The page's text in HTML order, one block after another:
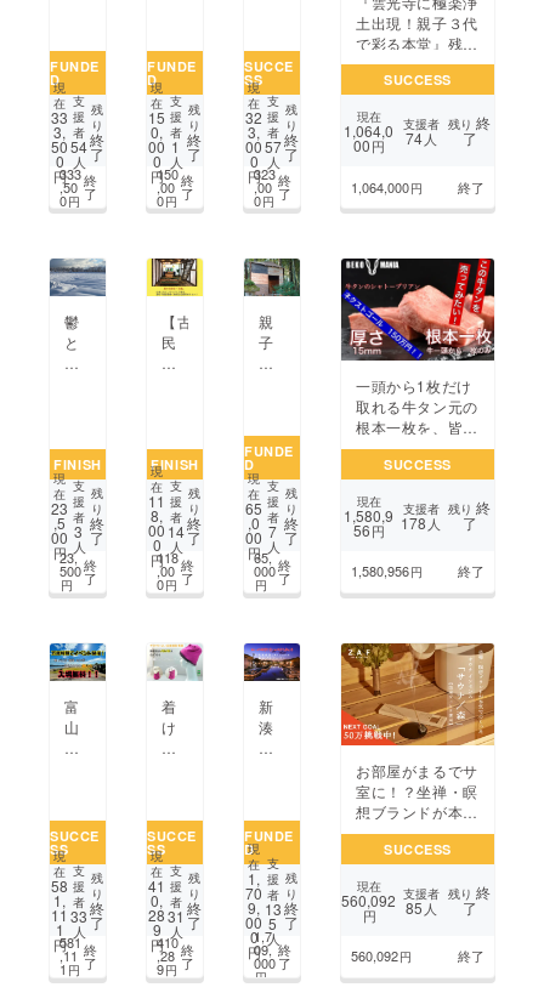
ぐ、
梅
シ
ロッ
プ
手
作
り
キッ
た
い！
作っ
短
編
映
画
「高
岡
ー
上
を
成
功
い!
FUNDE
D現
在
33
3,
50
0
円
支
援
者
54
人
残
り
終
了
333
,50
0円
終
了
脱
を
支
援
し
て
下
方
へ
気
で
感
え
る
リ
ター
ン
を
ご
用
ま
し
た。
FUNDE
D現
在
15
0,
00
0
円
支
援
者
1
人
残
り
終
了
150
,00
0円
終
了
ザ
リ
オ・
ソ
ナ
タ」
全
曲
山
で
奏
し
た
し
て
世
代
へ
つ
な
ぎ
い！
SUCCE
SS
現
在
32
3,
00
0
円
支
援
者
57
人
残
り
終
了
323
,00
0円
終
了
土出現！親子３代
で彩る本堂』残り
の天井画を完成さ
せたいSUCCESS
現在
1,064,0
00円
支援者
74 人
残り 終
了
1,064,000円 終了
鬱
と
共
す
だ
ち
プ
ロ
ジェ
ク
ト！
ら
の
出
発！
農
や
り
が
い
を
提
供
し
た
FINISH
現
在
23
,5
00
円
支
援
者
3
人
残
り
終
了
23,
500
円
終
了
【古
民
家
改
装
し
て
音
楽
室
を
た
い！】
山
県
に
が
音
楽
を
楽
し
め
る
空
FINISH
現
在
11
8,
00
0
円
支
援
者
14
人
残
り
終
了
118
,00
0円
終
了
親
子
に
験
場
を
提
供
し
た
FUNDE
D
現
在
65
,0
00
円
支
援
者
7
人
残
り
終
了
65,
000
円
終
了
一頭から1枚だけ
取れる牛タン元の
根本一枚を、皆様
に味わって欲し
い！SUCCESS
現在
1,580,9
56円
支援者
178 人
残り 終
了
1,580,956円 終了
富
山
県
頭
で
令
和4
年6
月1
2日
入
SUCCE
SS
現
在
58
1,
11
1
円
支
援
者
33
人
残
り
終
了
581
,11
1 円
終
了
着
け
て
で
除
電
あっ
た
か
ビー
ニー
SUCCE
SS
現
在
41
0,
28
9
円
支
援
者
31
人
残
り
終
了
410
,28
9円
終
了
新
湊
内
の
空
き
家
を
資
源
に！
FUNDE
D現
在
1,
70
9,
00
0
円
支
援
者
13
5
人
残
り
終
了
1,7
09,
000
円
終
了
お部屋がまるでサ
室に！？坐禅・瞑
想ブランドが本気
で作った"サウ
ナ”のお線香
SUCCESS
現在
560,092
円
支援者
85 人
残り 終
了
560,092円 終了